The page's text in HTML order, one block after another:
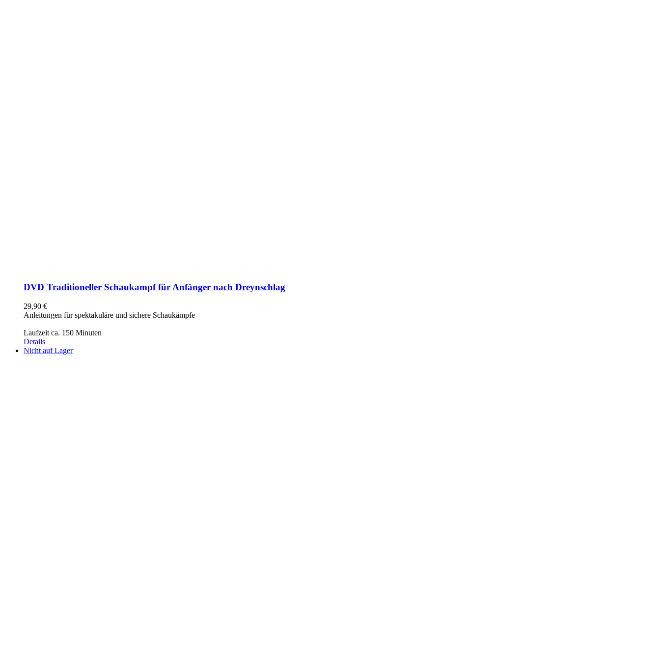
DVD Traditioneller Schaukampf für Anfänger nach Dreynschlag
29,90 €
Anleitungen für spektakuläre und sichere Schaukämpfe
Laufzeit ca. 150 Minuten
Details
Nicht auf Lager